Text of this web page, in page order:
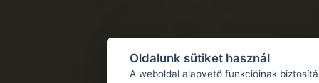
Oldalunk sütiket használ
A weboldal alapvető funkcióinak